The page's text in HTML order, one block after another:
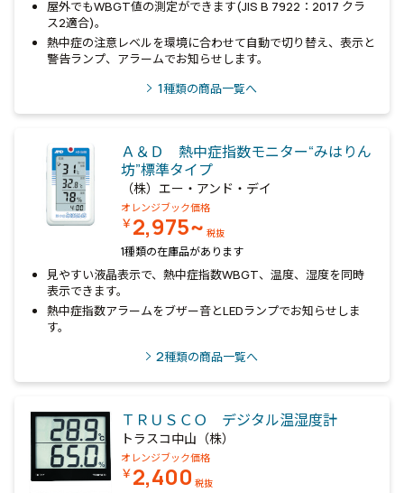
屋外でもWBGT値の測定ができます(JIS B 7922：2017 クラ
ス2適合)。
熱中症の注意レベルを環境に合わせて自動で切り替え、表示と
警告ランプ、アラームでお知らせします。
1種類の商品一覧へ
Ａ＆Ｄ 熱中症指数モニター“みはりん
坊”標準タイプ
（株）エー・アンド・デイ
オレンジブック価格
￥2,975~ 税抜
1種類の在庫品があります
見やすい液晶表示で、熱中症指数WBGT、温度、湿度を同時
表示できます。
熱中症指数アラームをブザー音とLEDランプでお知らせしま
す。
2種類の商品一覧へ
ＴＲＵＳＣＯ デジタル温湿度計
トラスコ中山（株）
オレンジブック価格
￥2,400 税抜